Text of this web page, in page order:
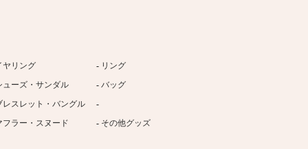
ヤリング
リング
ューズ・サンダル
バッグ
レスレット・バングル
フラー・スヌード
その他グッズ